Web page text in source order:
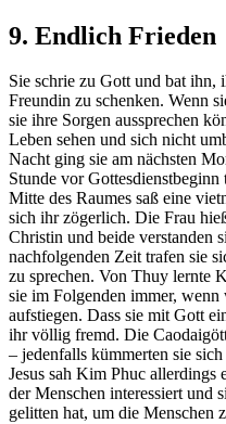
9. Endlich Frieden
Sie schrie zu Gott und bat ihn,
Freundin zu schenken. Wenn
sie ihre Sorgen aussprechen
Leben sehen und sich nicht
Nacht ging sie am nächsten
Stunde vor
Mitte des Raumes saß eine
sich ihr zögerlich. Die Frau
Christin und beide verstanden
nachfolgenden Zeit trafen sie
zu sprechen. Von Thuy lernte
sie im Folgenden immer,
aufstiegen. Dass sie mit Gott
ihr völlig fremd. Die
– jedenfalls kümmerten sie
Jesus sah Kim Phuc allerdings
der Menschen interessiert und
gelitten hat, um die Menschen